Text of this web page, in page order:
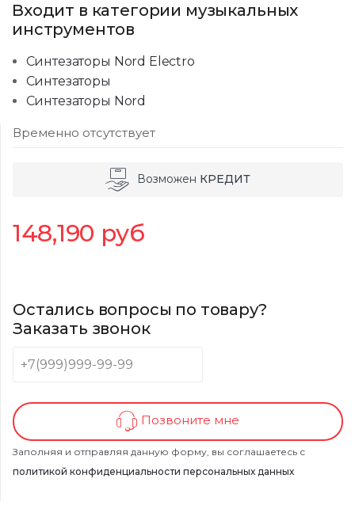
Входит в категории музыкальных
инструментов
Синтезаторы Nord Electro
Синтезаторы
Синтезаторы Nord
Временно отсутствует
Возможен КРЕДИТ
148,190 руб
Остались вопросы по товару?
Заказать звонок
Позвоните мне
Заполняя и отправляя данную форму, вы соглашаетесь с
политикой конфиденциальности персональных данных